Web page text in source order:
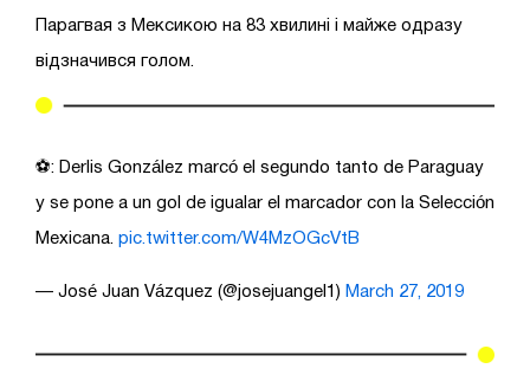
Парагвая з Мексикою на 83 хвилині і майже одразу
відзначився голом.
⚽️: Derlis González marcó el segundo tanto de Paraguay
y se pone a un gol de igualar el marcador con la Selección
Mexicana. pic.twitter.com/W4MzOGcVtB
— José Juan Vázquez (@josejuangel1) March 27, 2019